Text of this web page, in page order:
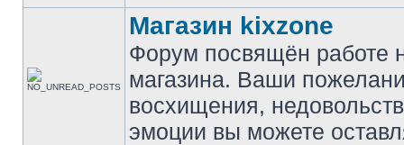
Магазин kixzone
Форум посвящён работе
магазина. Ваши
восхищения,
эмоции вы можете